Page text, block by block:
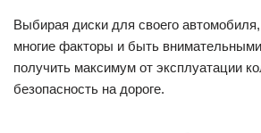
Выбирая диски для своего
многие факторы и быть
получить максимум от эксплуатации
безопасность на дороге.